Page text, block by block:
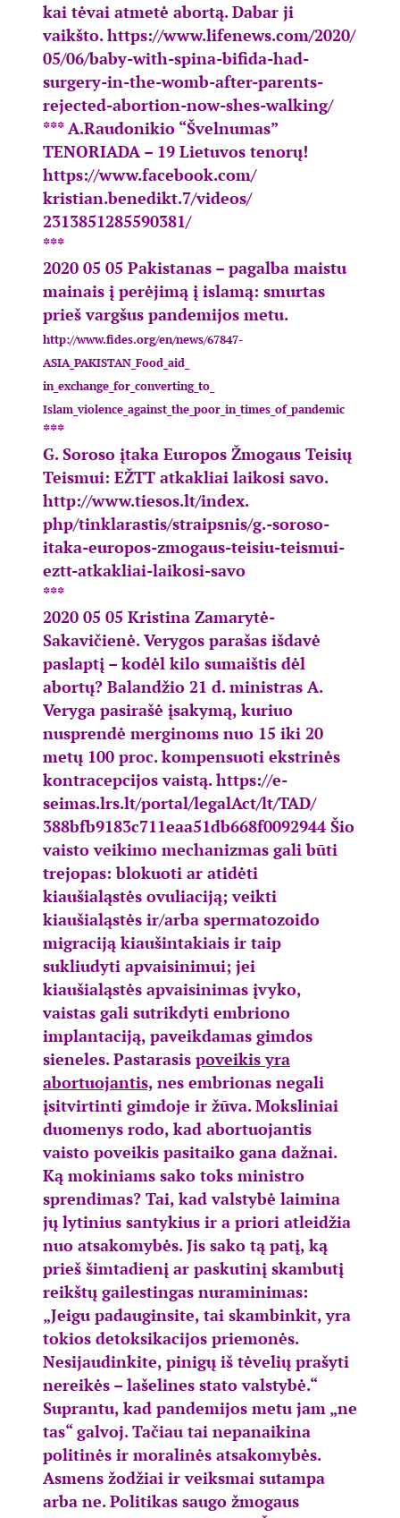
kai tėvai atmetė abortą. Dabar ji
vaikšto.https://www.lifenews.com/2020/
05/06/baby-with-spina-bifida-had-
surgery-in-the-womb-after-parents-
rejected-abortion-now-shes-walking/
***A.Raudonikio “Švelnumas”
TENORIADA – 19 Lietuvos tenorų!
https://www.facebook.com/
kristian.benedikt.7/videos/
2313851285590381/
***
2020 05 05 Pakistanas – pagalba maistu
mainais į perėjimą į islamą: smurtas
prieš vargšus pandemijos metu.
http://www.fides.org/en/news/67847-
ASIA_PAKISTAN_Food_aid_
in_exchange_for_converting_to_
Islam_violence_against_the_ poor_in_times_of_pandemic
***
G. Soroso įtaka Europos Žmogaus Teisių
Teismui: EŽTT atkakliai laikosi savo.
http://www.tiesos.lt/index.
php/tinklarastis/straipsnis/g.-soroso-
itaka-europos-zmogaus-teisiu-teismui-
eztt-atkakliai-laikosi-savo
***
2020 05 05 Kristina Zamarytė-
Sakavičienė. Verygos parašas išdavė
paslaptį – kodėl kilo sumaištis dėl
abortų? Balandžio 21 d. ministras A.
Veryga pasirašė įsakymą, kuriuo
nusprendė merginoms nuo 15 iki 20
metų 100 proc. kompensuoti ekstrinės
kontracepcijos vaistą.https://e-
seimas.lrs.lt/portal/legalAct/lt/TAD/
388bfb9183c711eaa51db668f0092944 Šio
vaisto veikimo mechanizmas gali būti
trejopas: blokuoti ar atidėti
kiaušialąstės ovuliaciją; veikti
kiaušialąstės ir/arba spermatozoido
migraciją kiaušintakiais ir taip
sukliudyti apvaisinimui; jei
kiaušialąstės apvaisinimas įvyko,
vaistas gali sutrikdyti embriono
implantaciją, paveikdamas gimdos
sieneles. Pastarasis poveikis yra
abortuojantis, nes embrionas negali
įsitvirtinti gimdoje ir žūva. Moksliniai
duomenys rodo, kad abortuojantis
vaisto poveikis pasitaiko gana dažnai.
Ką mokiniams sako toks ministro
sprendimas? Tai, kad valstybė laimina
jų lytinius santykius ir a priori atleidžia
nuo atsakomybės. Jis sako tą patį, ką
prieš šimtadienį ar paskutinį skambutį
reikštų gailestingas nuraminimas:
„Jeigu padauginsite, tai skambinkit, yra
tokios detoksikacijos priemonės.
Nesijaudinkite, pinigų iš tėvelių prašyti
nereikės – lašelines stato valstybė.“
Suprantu, kad pandemijos metu jam „ne
tas“ galvoj. Tačiau tai nepanaikina
politinės ir moralinės atsakomybės.
Asmens žodžiai ir veiksmai sutampa
arba ne. Politikas saugo žmogaus